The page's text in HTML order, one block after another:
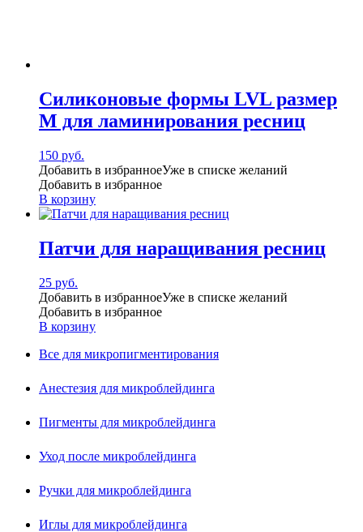
Силиконовые формы LVL размер
M для ламинирования ресниц
150 руб.
Добавить в избранноеУже в списке желаний
Добавить в избранное
В корзину
Патчи для наращивания ресниц
25 руб.
Добавить в избранноеУже в списке желаний
Добавить в избранное
В корзину
Все для микропигментирования
Анестезия для микроблейдинга
Пигменты для микроблейдинга
Уход после микроблейдинга
Ручки для микроблейдинга
Иглы для микроблейдинга